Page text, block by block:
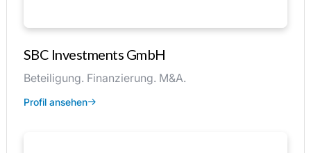
SBC Investments GmbH
Beteiligung. Finanzierung. M&A.
Profil ansehen